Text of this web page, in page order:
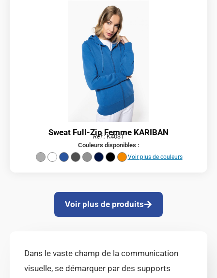
Sweat Full-Zip Femme KARIBAN
Réf :K4031
Couleurs disponibles :
Voir plus de couleurs
Voir plus de produits
Dans le vaste champ de la communication
visuelle, se démarquer par des supports